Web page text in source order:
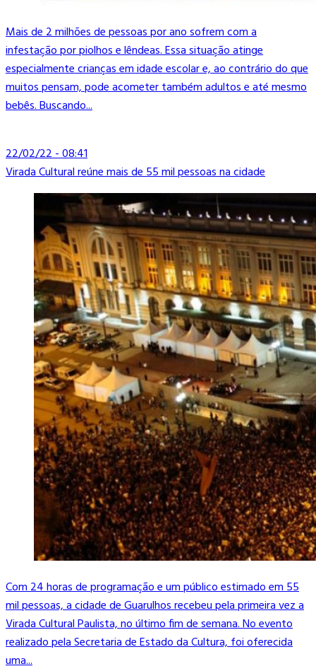
Mais de 2 milhões de pessoas por ano sofrem com a
infestação por piolhos e lêndeas. Essa situação atinge
especialmente crianças em idade escolar e, ao contrário do que
muitos pensam, pode acometer também adultos e até mesmo
bebês. Buscando...
22/02/22 - 08:41
Virada Cultural reúne mais de 55 mil pessoas na cidade
Com 24 horas de programação e um público estimado em 55
mil pessoas, a cidade de Guarulhos recebeu pela primeira vez a
Virada Cultural Paulista, no último fim de semana. No evento
realizado pela Secretaria de Estado da Cultura, foi oferecida
uma...